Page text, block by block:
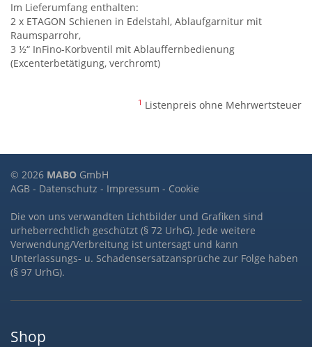
Im Lieferumfang enthalten:
2 x ETAGON Schienen in Edelstahl, Ablaufgarnitur mit
Raumsparrohr,
3 ½“ InFino-Korbventil mit Ablauffernbedienung
(Excenterbetätigung, verchromt)
1 Listenpreis ohne Mehrwertsteuer
© 2026 MABO GmbH
AGB - Datenschutz - Impressum - Cookie
Die von uns verwandten Lichtbilder und Grafiken sind
urheberrechtlich geschützt (§ 72 UrhG). Jede weitere
Verwendung/Verbreitung ist untersagt und kann
Unterlassungs- u. Schadensersatzansprüche zur Folge haben
(§ 97 UrhG).
Shop